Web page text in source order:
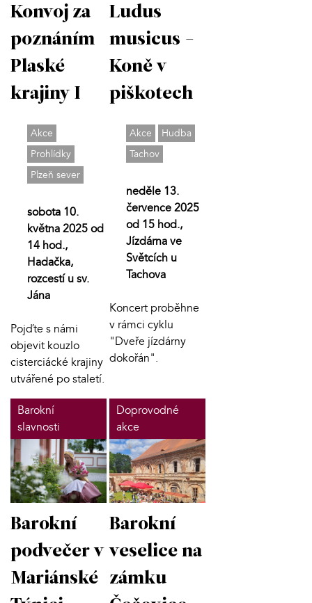
Konvoj za
poznáním
Plaské
krajiny I
Akce
Prohlídky
Plzeň sever
sobota 10.
května 2025 od
14 hod.,
Hadačka,
rozcestí u sv.
Jána
Pojďte s námi
objevit kouzlo
cisterciácké krajiny
utvářené po staletí.
Ludus
musicus -
Koně v
piškotech
Akce
Hudba
Tachov
neděle 13.
července 2025
od 15 hod.,
Jízdárna ve
Světcích u
Tachova
Koncert proběhne
v rámci cyklu
"Dveře jízdárny
dokořán".
Barokní
slavnosti
Barokní
podvečer v
Mariánské
Doprovodné
akce
Barokní
veselice na
zámku